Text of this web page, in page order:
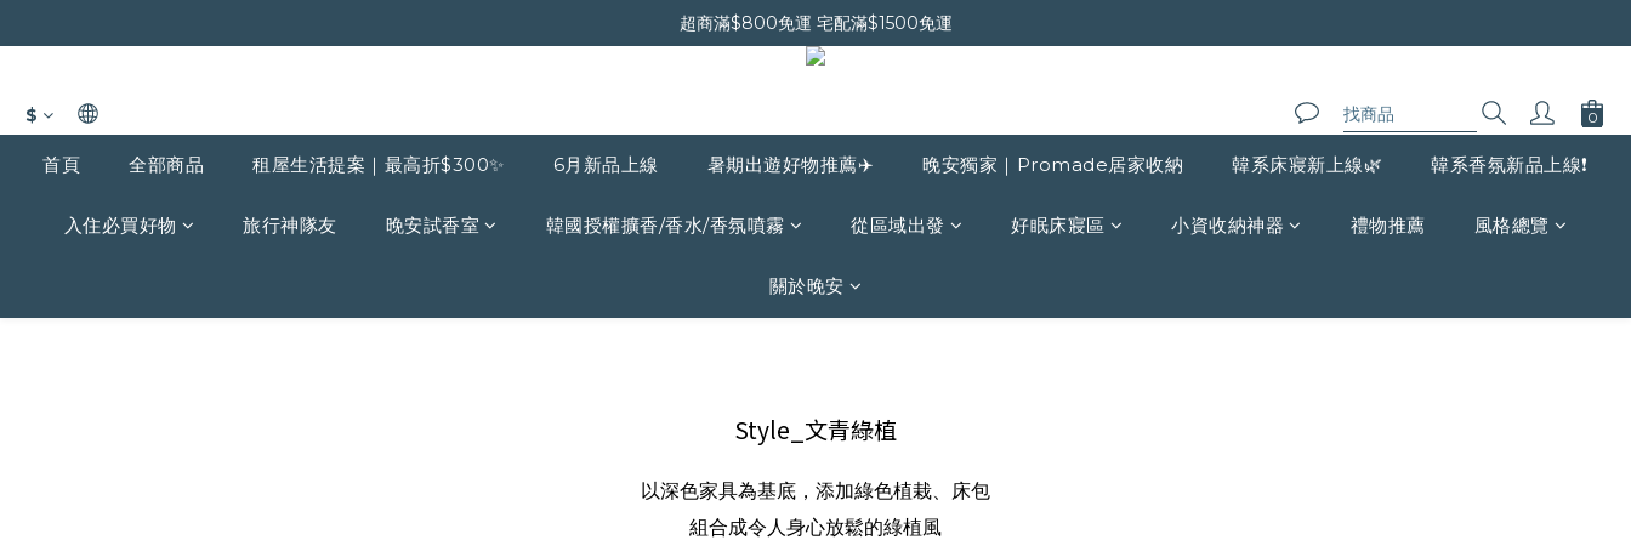
晚安會員新上線｜新會員現折$30
晚安會員新上線｜新會員現折$30
$
首頁 全部商品 租屋生活提案｜最高折$300✨ 6月新品上線 暑期出遊好物推薦✈️ 晚安獨家｜Promade居家收納 韓系床寢新上線🌿 韓系香氛新品上線❗️
入住必買好物 旅行神隊友 晚安試香室 韓國授權擴香/香水/香氛噴霧 從區域出發 好眠床寢區 小資收納神器 禮物推薦 風格總覽
關於晚安
Style_文青綠植
以深色家具為基底，添加綠色植栽、床包
組合成令人身心放鬆的綠植風